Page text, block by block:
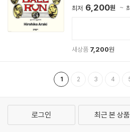
최저 6,200원
새상품 7,200원
1 2 3 4
로그인 최근 본 상품